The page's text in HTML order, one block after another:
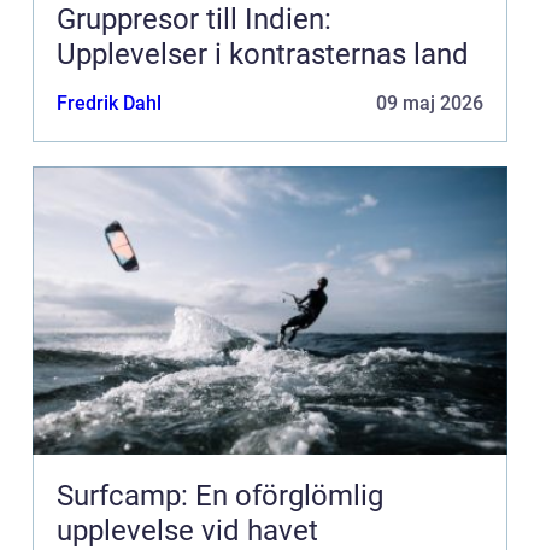
Gruppresor till Indien:
Upplevelser i kontrasternas land
Fredrik Dahl 09 maj 2026
Surfcamp: En oförglömlig
upplevelse vid havet